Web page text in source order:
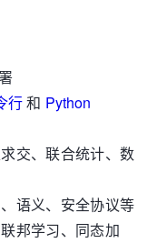
行和 Python
交、联合统计、数
语义、安全协议等
邦学习、同态加